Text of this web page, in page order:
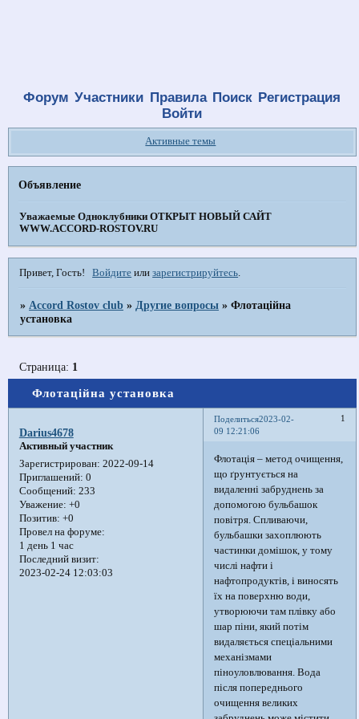
Форум Участники Правила Поиск Регистрация
Войти
Активные темы
Объявление
Уважаемые Одноклубники ОТКРЫТ НОВЫЙ САЙТ
WWW.ACCORD-ROSTOV.RU
Привет, Гость! Войдите илизарегистрируйтесь
»Accord Rostov club »Другие вопросы »Флотаційна
установка
Флотаційна установка
Страница: 1
Поделиться 1
2023-02-
09 12:21:06
Darius4678
Активный участник
Зарегистрирован: 2022-09-14
Приглашений: 0
Сообщений: 233
Уважение: +0
Позитив: +0
Провел на форуме:
1 день 1 час
Последний визит:
2023-02-24 12:03:03
Флотація – метод очищення,
що ґрунтується на
видаленні забруднень за
допомогою бульбашок
повітря. Спливаючи,
бульбашки захоплюють
частинки домішок, у тому
числі нафти і
нафтопродуктів, і виносять
їх на поверхню води,
утворюючи там плівку або
шар піни, який потім
видаляється спеціальними
механізмами
піноуловлювання. Вода
після попереднього
очищення великих